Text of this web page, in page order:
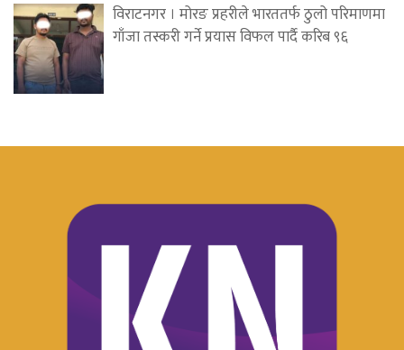
विराटनगर । मोरङ प्रहरीले भारततर्फ ठुलो परिमाणमा
गाँजा तस्करी गर्ने प्रयास विफल पार्दै करिब ९६